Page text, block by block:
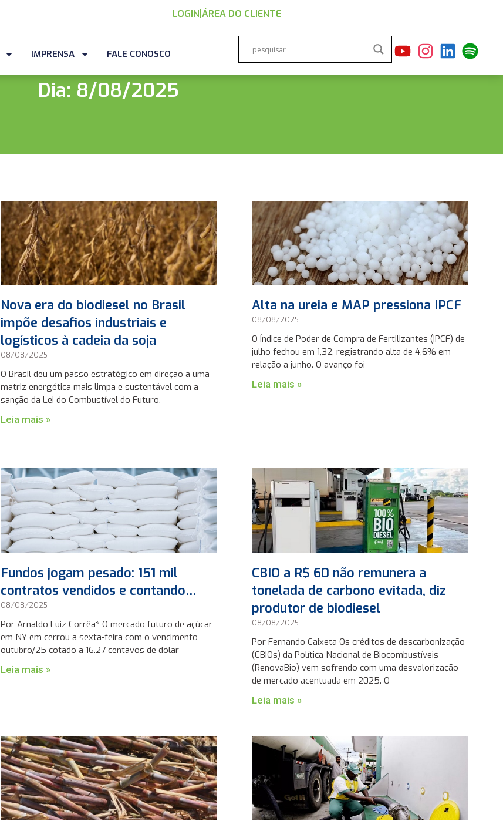
LOGIN |ÁREA DO CLIENTE
IMPRENSA FALE CONOSCO
Dia: 8/08/2025
Nova era do biodiesel no Brasil
impõe desafios industriais e
logísticos à cadeia da soja
08/08/2025
O Brasil deu um passo estratégico em direção a uma
matriz energética mais limpa e sustentável com a
sanção da Lei do Combustível do Futuro.
Leia mais »
Alta na ureia e MAP pressiona IPCF
08/08/2025
O Índice de Poder de Compra de Fertilizantes (IPCF) de
julho fechou em 1,32, registrando alta de 4,6% em
relação a junho. O avanço foi
Leia mais »
Fundos jogam pesado: 151 mil
contratos vendidos e contando…
08/08/2025
Por Arnaldo Luiz Corrêa* O mercado futuro de açúcar
em NY em cerrou a sexta-feira com o vencimento
outubro/25 cotado a 16.27 centavos de dólar
Leia mais »
CBIO a R$ 60 não remunera a
tonelada de carbono evitada, diz
produtor de biodiesel
08/08/2025
Por Fernando Caixeta Os créditos de descarbonização
(CBIOs) da Política Nacional de Biocombustíveis
(RenovaBio) vem sofrendo com uma desvalorização
de mercado acentuada em 2025. O
Leia mais »